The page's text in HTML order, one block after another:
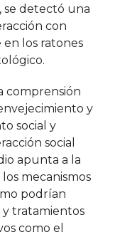
se detectó una
con
los ratones
comprensión
y
social y
social
apunta a la
mecanismos
podrían
tratamientos
como el